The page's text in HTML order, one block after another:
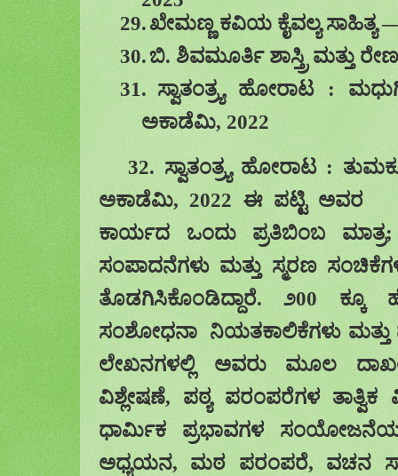
29.ಖೇಮಣ್ಣ ಕವಿಯ ಕೈವಲ್ಯ ಸಾಹಿತ್ಯ
30.ಬಿ. ಶಿವಮೂರ್ತಿ ಶಾಸ್ತ್ರಿ ಮತ್ತು
31. ಸ್ವಾತಂತ್ರ್ಯ ಹೋರಾಟ :
ಅಕಾಡೆಮಿ, 2022
32. ಸ್ವಾತಂತ್ರ್ಯ ಹೋರಾಟ :
ಅಕಾಡೆಮಿ, 2022 ಈ ಪಟ್ಟಿ ಅವರ
ಕಾರ್ಯದ ಒಂದು ಪ್ರತಿಬಿಂಬ ಮಾತ್ರ
ಸಂಪಾದನೆಗಳು ಮತ್ತು ಸ್ಮರಣ
ತೊಡಗಿಸಿಕೊಂಡಿದ್ದಾರೆ.
೨00 ಕ್ಕೂ
ಸಂಶೋಧನಾ ನಿಯತಕಾಲಿಕೆಗಳು
ಲೇಖನಗಳಲ್ಲಿ ಅವರು ಮೂಲ
ವಿಶ್ಲೇಷಣೆ, ಪಠ್ಯ ಪರಂಪರೆಗಳ ತಾತ್ವಿಕ
ಧಾರ್ಮಿಕ ಪ್ರಭಾವಗಳ
ಅಧ್ಯಯನ, ಮಠ ಪರಂಪರೆ, ವಚನ